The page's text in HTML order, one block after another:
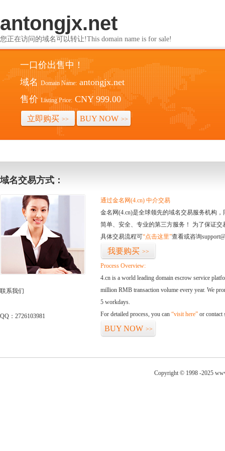
antongjx.net
您正在访问的域名可以转让!This domain name is for sale!
一口价出售中！
域名 Domain Name: antongjx.net
售价 Listing Price: CNY 999.00
立即购买 >> BUY NOW >>
域名交易方式：
联系我们
QQ：2726103981
通过金名网(4.cn) 中介交易
金名网(4.cn)是全球领先的域名交易服务机构
简单、安全、专业的第三方服务！ 为了保证
具体交易流程可“点击这里”查看或咨询
我要购买 >>
Process Overview:
4.cn is a world leading domain escrow service
million RMB transaction volume every year. We
5 workdays.
For detailed process, you can “visit here” or contact
BUY NOW >>
Copyright © 1998 -2025